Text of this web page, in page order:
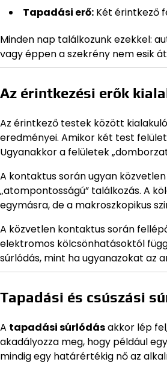
Tapadási erő: Két érintkező
Minden nap találkozunk ezekkel:
vagy éppen a szekrény nem esik
Az érintkezési erők
Az érintkező testek között
eredményei. Amikor két test
Ugyanakkor a felületek
A kontaktus során ugyan
„atompontosságú” találkozás. A
egymásra, de a makroszkopikus
A közvetlen kontaktus során
elektromos kölcsönhatásoktól
súrlódás, mint ha ugyanazokat az
Tapadási és csúszási
A tapadási súrlódásakkor lép
akadályozza meg, hogy például
mindig egy határértékig nő az